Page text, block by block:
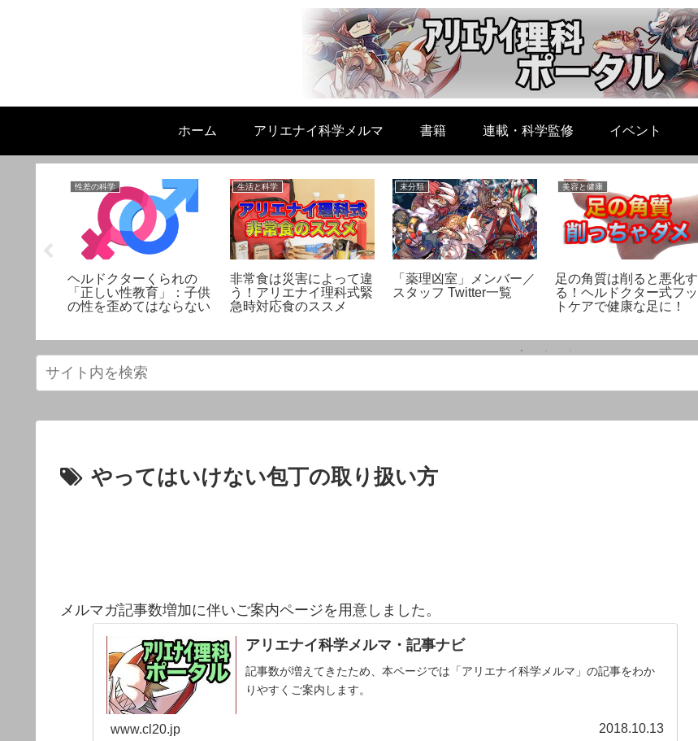
ホーム アリエナイ科学メルマ 書籍 連載・科学監修 イベント
性差の科学
ヘルドクターくられの
「正しい性教育」：子供
の性を歪めてはならない
生活と科学
非常食は災害によって違
う！アリエナイ理科式緊
急時対応食のススメ
未分類
「薬理凶室」メンバー／
スタッフ Twitter一覧
美容と健康
足の角質は削ると悪化す
る！ヘルドクター式フッ
トケアで健康な足に！
やってはいけない包丁の取り扱い方
メルマガ記事数増加に伴いご案内ページを用意しました。
アリエナイ科学メルマ・記事ナビ
記事数が増えてきたため、本ページでは「アリエナイ科学メルマ」の記事をわか
りやすくご案内します。
www.cl20.jp 2018.10.13